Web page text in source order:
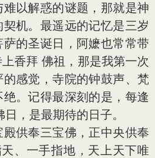
以解惑的谜题，那就是神
机。最遥远的记忆是三岁
的圣诞日，阿嬷也常常带
香拜 佛祖，那是我第一次
感觉，寺院的钟鼓声、梵
。记得最深刻的是，每逢
，是最期待的日子。
供奉三宝佛，正中央供奉
、一手指地，天上天下唯